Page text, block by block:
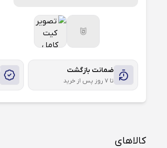
ضمانت بازگشت
تا ۷ روز پس از خرید
کالاهای